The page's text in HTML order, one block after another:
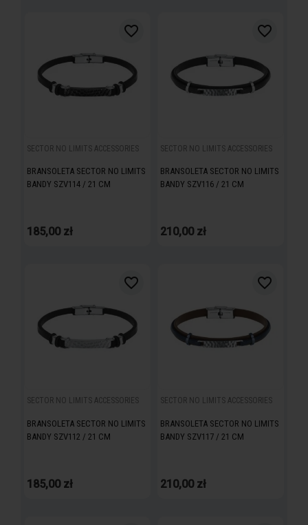
SECTOR NO LIMITS ACCESSORIES
BRANSOLETA SECTOR NO LIMITS
BANDY SZV114 / 21 CM
185,00 zł
favorite_border
SECTOR NO LIMITS ACCESSORIES
BRANSOLETA SECTOR NO LIMITS
BANDY SZV116 / 21 CM
210,00 zł
favorite_border
SECTOR NO LIMITS ACCESSORIES
BRANSOLETA SECTOR NO LIMITS
BANDY SZV112 / 21 CM
185,00 zł
favorite_border
SECTOR NO LIMITS ACCESSORIES
BRANSOLETA SECTOR NO LIMITS
BANDY SZV117 / 21 CM
210,00 zł
favorite_border